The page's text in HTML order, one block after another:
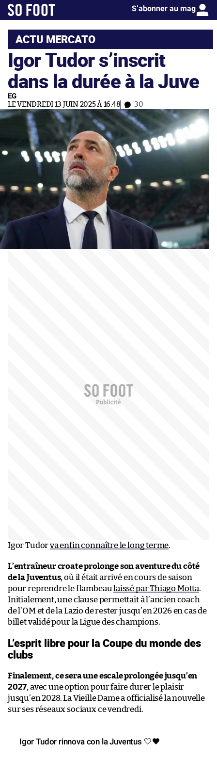
S’abonner au mag
ACTU MERCATO
Igor Tudor s’inscrit
dans la durée à la Juve
EG
LE VENDREDI 13 JUIN 2025 À 16:48 30
Igor Tudorva enfin connaître le long terme.
L’entraîneur croate prolonge son aventure du côté
de la Juventus, où il était arrivé en cours de saison
pour reprendre le flambeau laissé par Thiago Motta.
Initialement, une clause permettait à l’ancien coach
de l’OM et de la Lazio de rester jusqu’en 2026 en cas de
billet validé pour la Ligue des champions.
L’esprit libre pour la Coupe du monde des
clubs
Finalement, ce sera une escale prolongée jusqu’en
2027, avec une option pour faire durer le plaisir
jusqu’en 2028. La Vieille Dame a officialisé la nouvelle
sur ses réseaux sociaux ce vendredi.
Igor Tudor rinnova con la Juventus 🤍🖤